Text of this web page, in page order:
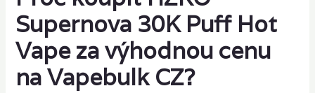
Supernova 30K Puff Hot
Vape za výhodnou cenu
naVapebulk CZ?